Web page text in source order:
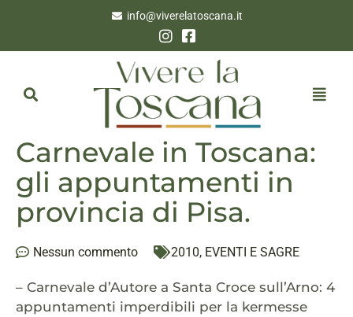
info@viverelatoscana.it
Carnevale in Toscana:
gli appuntamenti in
provincia di Pisa.
Nessun commento 2010, EVENTI E SAGRE
– Carnevale d’Autore a Santa Croce sull’Arno: 4
appuntamenti imperdibili per la kermesse